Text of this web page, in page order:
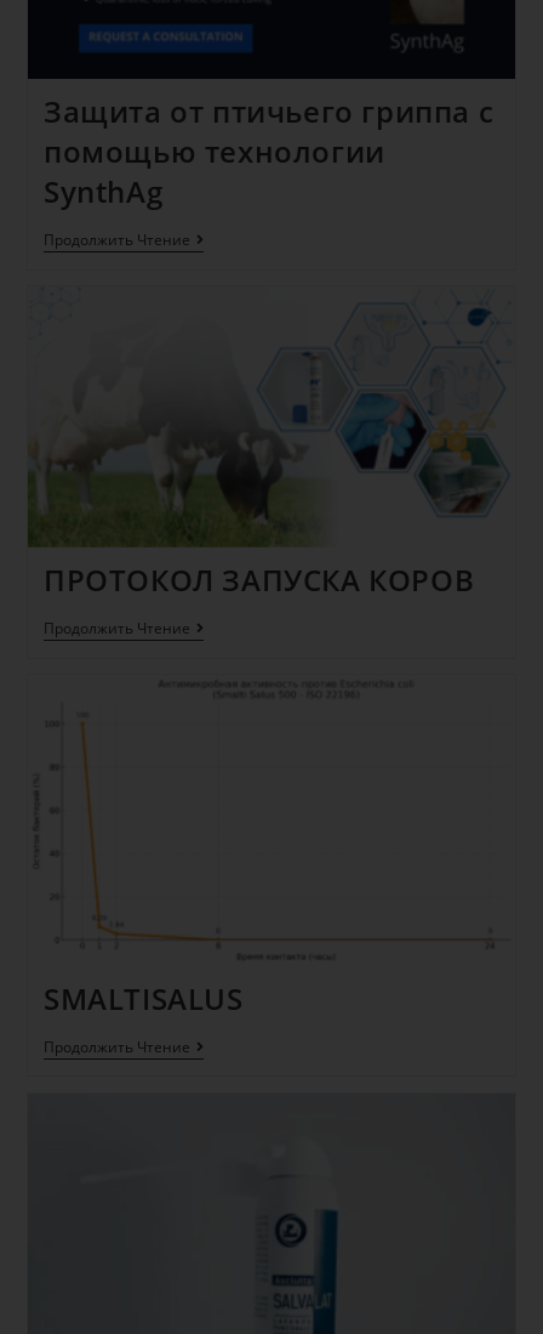
Защита от птичьего гриппа с
помощью технологии
SynthAg
Продолжить Чтение
ПРОТОКОЛ ЗАПУСКА КОРОВ
Продолжить Чтение
SMALTISALUS
Продолжить Чтение